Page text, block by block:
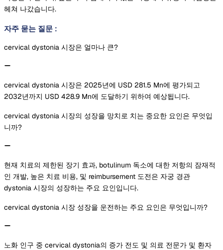
헤쳐 나갔습니다.
자주 묻는 질문 :
cervical dystonia 시장은 얼마나 큰?
cervical dystonia 시장은 2025년에 USD 281.5 Mn에 평가되고
2032년까지 USD 428.9 Mn에 도달하기 위하여 예상됩니다.
cervical dystonia 시장의 성장을 망치로 치는 중요한 요인은 무엇입
니까?
현재 치료의 제한된 장기 효과, botulinum 독소에 대한 저항의 잠재적
인 개발, 높은 치료 비용, 및 reimbursement 도전은 자궁 경관
dystonia 시장의 성장하는 주요 요인입니다.
cervical dystonia 시장 성장을 운전하는 주요 요인은 무엇입니까?
노화 인구 중 cervical dystonia의 증가 전도 및 의료 전문가 및 환자